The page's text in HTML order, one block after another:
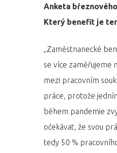
Hit enter
Anketa
Který benefit je
„Zaměstnanecké
se více zaměřujeme
mezi pracovním
práce, protože
během pandemie
očekávat, že svou
tedy 50 %